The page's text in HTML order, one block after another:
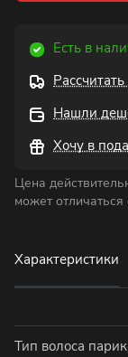
Есть в
Нашли
Хочу в
Цена
может
Характеристики
Тип волоса